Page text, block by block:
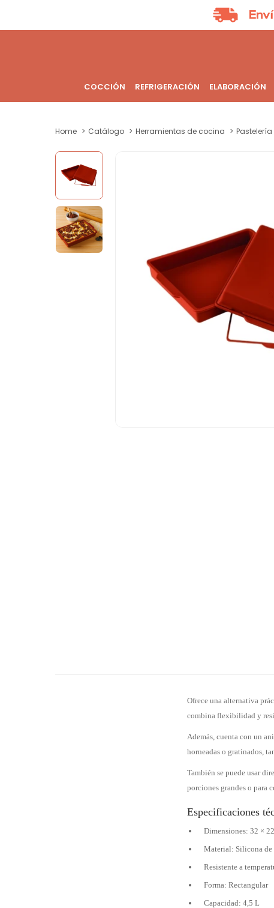
COCCIÓN REFRIGERACIÓN ELABORACIÓN
Home Catálogo Herramientas de cocina
Ofrece una alternativa
combina flexibilidad y
Además, cuenta con un
horneadas o gratinados,
También se puede usar
porciones grandes o para
Especificaciones
Dimensiones: 32 ×
Material: Silicona
Resistente a
Forma: Rectangular
Capacidad: 4,5 L